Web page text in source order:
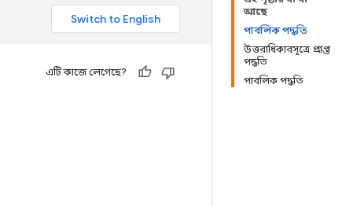
আছে
পাবলিক পদ্ধতি
উত্তরাধিকারসূত্রে প্রাপ্ত
পদ্ধতি
পাবলিক পদ্ধতি
এটি কাজে লেগেছে?